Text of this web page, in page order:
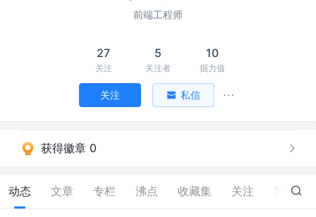
前端工程师
27
关注
5
关注者
10
掘力值
关注 私信
获得徽章 0
动态 文章 专栏 沸点 收藏集 关注 208